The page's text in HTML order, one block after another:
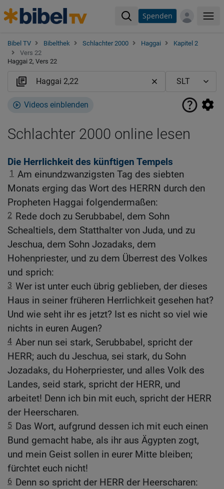
Spenden
Bibel TV Bibelthek Schlachter 2000 Haggai
Kapitel 2
Vers 22
Haggai 2, Vers 22
Videos einblenden
Schlachter 2000 online lesen
Die Herrlichkeit des künftigen Tempels
1 Am einundzwanzigsten Tag des siebten
Monats erging das Wort des HERRN durch den
Propheten Haggai folgendermaßen:
2 Rede doch zu Serubbabel, dem Sohn
Schealtiels, dem Statthalter von Juda, und zu
Jeschua, dem Sohn Jozadaks, dem
Hohenpriester, und zu dem Überrest des Volkes
und sprich:
3 Wer ist unter euch übrig geblieben, der dieses
Haus in seiner früheren Herrlichkeit gesehen hat?
Und wie seht ihr es jetzt? Ist es nicht so viel wie
nichts in euren Augen?
4 Aber nun sei stark, Serubbabel, spricht der
HERR; auch du Jeschua, sei stark, du Sohn
Jozadaks, du Hoherpriester, und alles Volk des
Landes, seid stark, spricht der HERR, und
arbeitet! Denn ich bin mit euch, spricht der HERR
der Heerscharen.
5 Das Wort, aufgrund dessen ich mit euch einen
Bund gemacht habe, als ihr aus Ägypten zogt,
und mein Geist sollen in eurer Mitte bleiben;
fürchtet euch nicht!
6 Denn so spricht der HERR der Heerscharen: